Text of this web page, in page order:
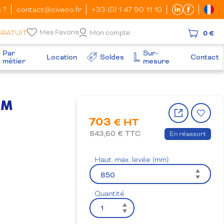
? contact@civeco.fr +33 (0) 1 47 90 11 10
Mes Favoris Mon compte 0 €
Par
métier
Location Soldes
Sur-
mesure
Contact
703 € HT
843,60 € TTC
Partager
le
produit
à
la
En réassort
Haut. max. levée (mm)
Quantité